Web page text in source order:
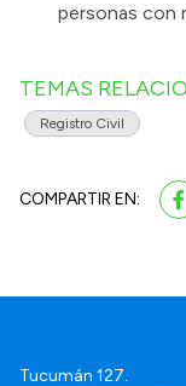
personas con
TEMAS
Registro Civil
COMPARTIR EN:
Tucumán 127.